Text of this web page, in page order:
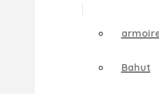
Bahut